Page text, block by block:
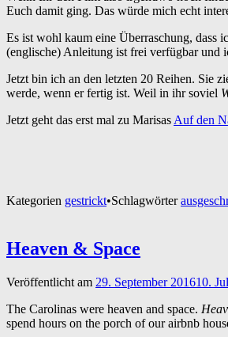
Euch damit ging. Das würde mich echt
Es ist wohl kaum eine Überraschung, dass
(englische) Anleitung ist frei verfügbar und
Jetzt bin ich an den letzten 20 Reihen. Sie
werde, wenn er fertig ist. Weil in ihr soviel
Jetzt geht das erst mal zu Marisas Auf den
Kategorien gestrickt•Schlagwörter
Heaven & Space
Veröffentlicht am 29. September 201610.
The Carolinas were heaven and space.
spend hours on the porch of our airbnb